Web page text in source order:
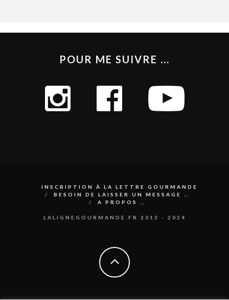
POUR ME SUIVRE ...
INSCRIPTION À LA LETTRE GOURMANDE
BESOIN DE LAISSER UN MESSAGE …
A PROPOS …
LALIGNEGOURMANDE.FR 2013 - 2024